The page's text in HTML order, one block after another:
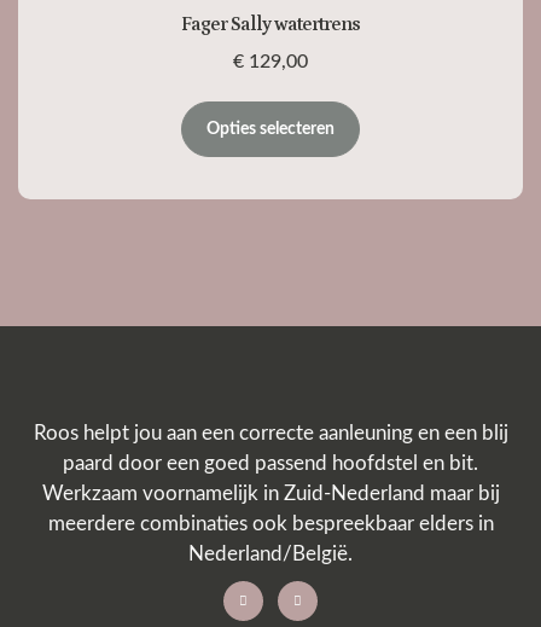
Fager Sally watertrens
€ 129,00
Opties selecteren
Roos helpt jou aan een correcte aanleuning en een blij
paard door een goed passend hoofdstel en bit.
Werkzaam voornamelijk in Zuid-Nederland maar bij
meerdere combinaties ook bespreekbaar elders in
Nederland/België.